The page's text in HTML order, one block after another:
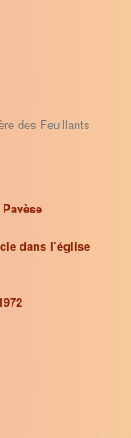
des Feuillants
dans l’église